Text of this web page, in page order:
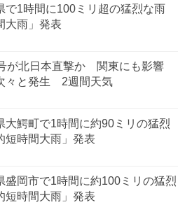
で1時間に100ミリ超の猛烈な雨
大雨」発表
が北日本直撃か 関東にも影響
々と発生 2週間天気
大鰐町で1時間に約90ミリの猛烈
時間大雨」発表
盛岡市で1時間に約100ミリの猛烈
時間大雨」発表